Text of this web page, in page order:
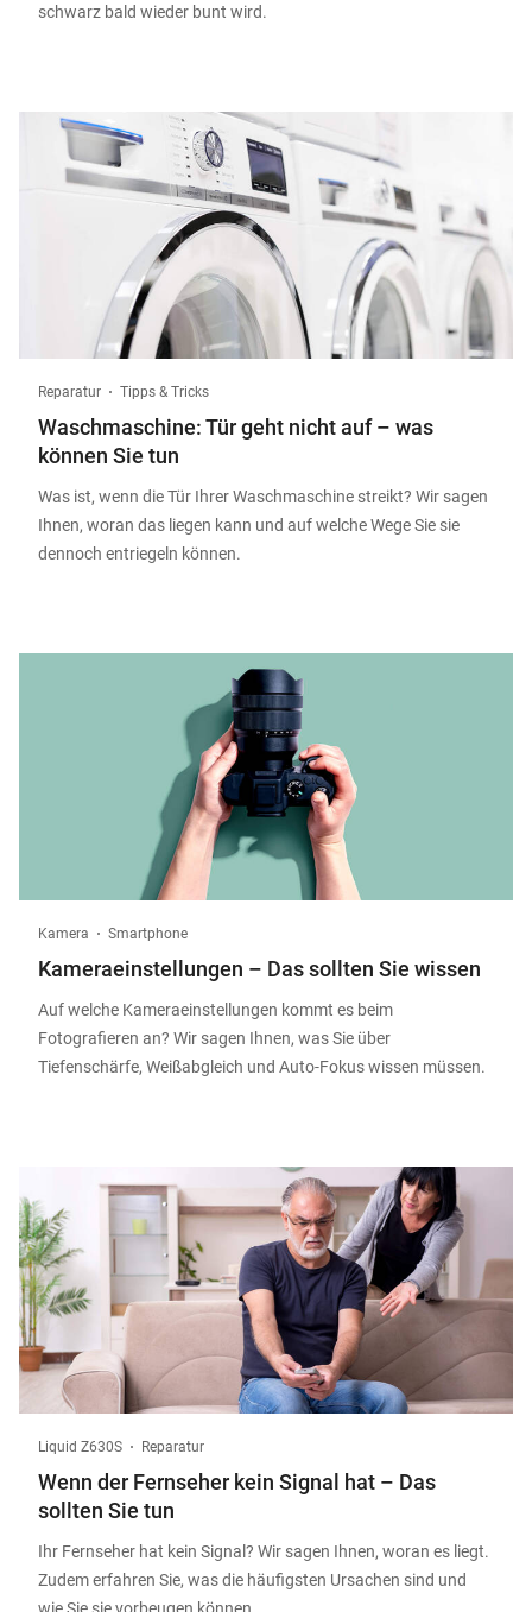
schwarz bald wieder bunt wird.
Reparatur Tipps & Tricks
Waschmaschine: Tür geht nicht auf – was
können Sie tun
Was ist, wenn die Tür Ihrer Waschmaschine streikt? Wir sagen
Ihnen, woran das liegen kann und auf welche Wege Sie sie
dennoch entriegeln können.
Kamera Smartphone
Kameraeinstellungen – Das sollten Sie wissen
Auf welche Kameraeinstellungen kommt es beim
Fotografieren an? Wir sagen Ihnen, was Sie über
Tiefenschärfe, Weißabgleich und Auto-Fokus wissen müssen.
Liquid Z630S Reparatur
Wenn der Fernseher kein Signal hat – Das
sollten Sie tun
Ihr Fernseher hat kein Signal? Wir sagen Ihnen, woran es liegt.
Zudem erfahren Sie, was die häufigsten Ursachen sind und
wie Sie sie vorbeugen können.